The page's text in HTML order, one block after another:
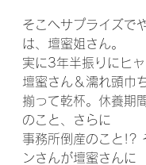
そこへサプライズで
は、壇蜜姐さん。
実に3年半振りにヒ
壇蜜さん＆濡れ頭巾
揃って乾杯。休養期
のこと、さらに
事務所倒産のこと!?
ンさんが壇蜜さんに